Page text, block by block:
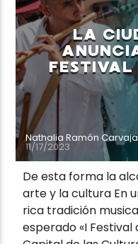
Neiva Estereo
LA
FESTIVAL
Nathalia Ramón
11/17/2023
De esta forma la
arte y la cultura En
rica tradición
esperado «I